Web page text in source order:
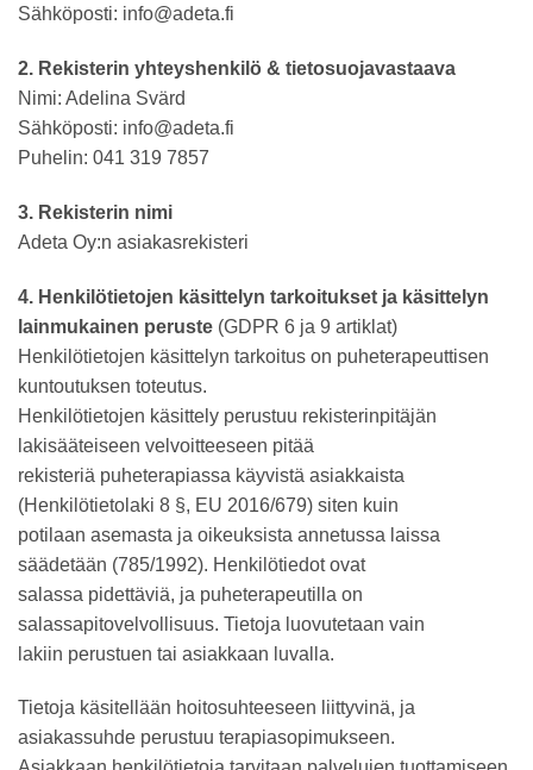
Sähköposti: info@adeta.fi
2. Rekisterin yhteyshenkilö & tietosuojavastaava
Nimi: Adelina Svärd
Sähköposti: info@adeta.fi
Puhelin: 041 319 7857
3. Rekisterin nimi
Adeta Oy:n asiakasrekisteri
4. Henkilötietojen käsittelyn tarkoitukset ja käsittelyn
lainmukainen peruste (GDPR 6 ja 9 artiklat)
Henkilötietojen käsittelyn tarkoitus on puheterapeuttisen
kuntoutuksen toteutus.
Henkilötietojen käsittely perustuu rekisterinpitäjän
lakisääteiseen velvoitteeseen pitää
rekisteriä puheterapiassa käyvistä asiakkaista
(Henkilötietolaki 8 §, EU 2016/679) siten kuin
potilaan asemasta ja oikeuksista annetussa laissa
säädetään (785/1992). Henkilötiedot ovat
salassa pidettäviä, ja puheterapeutilla on
salassapitovelvollisuus. Tietoja luovutetaan vain
lakiin perustuen tai asiakkaan luvalla.
Tietoja käsitellään hoitosuhteeseen liittyvinä, ja
asiakassuhde perustuu terapiasopimukseen.